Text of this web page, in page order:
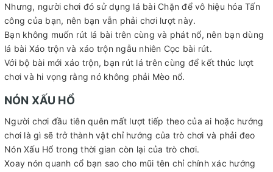
Nhưng, người chơi đó sử dụng lá bài Chặn để vô hiệu hóa Tấn
công của bạn, nên bạn vẫn phải chơi lượt này.
Bạn không muốn rút lá bài trên cùng và phát nổ, nên bạn dùng
lá bài Xáo trộn và xáo trộn ngẫu nhiên Cọc bài rút.
Với bộ bài mới xáo trộn, bạn rút lá trên cùng để kết thúc lượt
chơi và hi vọng rằng nó không phải Mèo nổ.
NÓN XẤU HỔ
Người chơi đầu tiên quên mất lượt tiếp theo của ai hoặc hướng
chơi là gì sẽ trở thành vật chỉ hướng của trò chơi và phải đeo
Nón Xấu Hổ trong thời gian còn lại của trò chơi.
Xoay nón quanh cổ bạn sao cho mũi tên chỉ chính xác hướng